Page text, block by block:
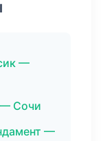
—
— Сочи
—